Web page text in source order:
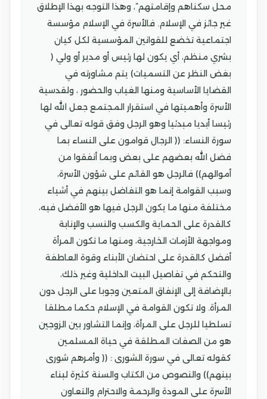
محل سكناهم وإقامتهم”، وهذا التوجه بهذا الإطلاق
غير جائز في الإسلام. فالأسرة في الإسلام مؤسسة
اجتماعية تخضع للقوانين المؤسسية لكل كيان
بشري منظم، أي يكون لها رئيس أو مدير أو ولي (
بغض النظر عن التسميات) يتم مشاورته في
القضايا الأساسية ومنها الغياب والحضور ، ولقدسية
الأسرة وأهميتها في استقرار المجتمع جعل الله لها
رئيسا أبديا مبدئيا وهو الرجل وفق قوله تعالى في
سورة النساء: (( الرجال قوامون على النساء بما
فضل الله بعضهم على بعض وبما أنفقوا من
أموالهم)) فالرجل هو القائم على شؤون الأسرة،
وسبب القوامة إنما هو التفاضل بينهم في أشياء
مختلفة منها ما يكون الرجل فيها هو الأفضل فيه،
كالقدرة على الحماية والكسب والنسب والإنابة
ومواجهة الأزمات الخارجية، ومنها ما تكون المرأة
أفضل كالقدرة على احتضان الأبناء وقوة العاطفة
والتحكم في تفاصيل البيت الداخلية وغير ذلك،
بالإضافة إلى الإنفاق المتعين وجوبا على الرجل دون
المرأة. ولا تكون القوامة في الإسلام حكما مطلقا
تسلطيا للرجل على المرأة، وإنما التشاور بين الزوجين
هو من الصفات المطلقة في حياة المسلمين
كقوله تعالى في سورة الشورى : (( وأمرهم شورى
بينهم)) والنصوص من الكتاب والسنة كثيرة لبناء
الأسرة على المودة والرحمة والاحترام والتعاون